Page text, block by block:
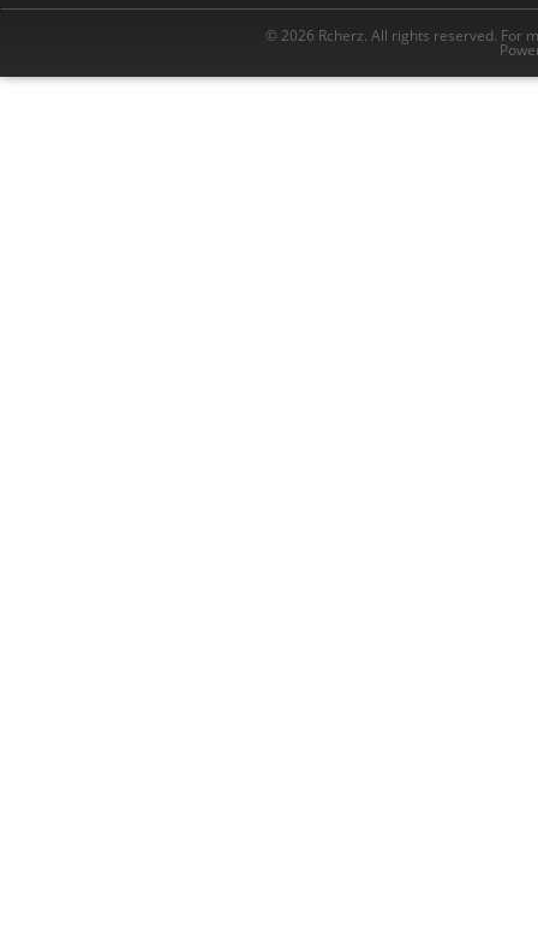
© 2026 Rcherz. All rights reserved. For